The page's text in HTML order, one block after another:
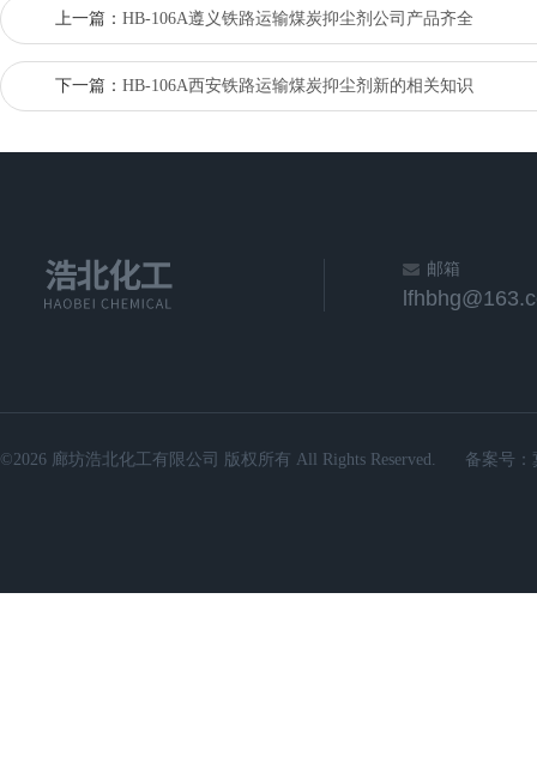
上一篇： HB-106A遵义铁路运输煤炭抑尘剂公司产品齐全
下一篇： HB-106A西安铁路运输煤炭抑尘剂新的相关知识
邮箱
©2026 廊坊浩北化工有限公司 版权所有 All Rights Reserved. 备案号：